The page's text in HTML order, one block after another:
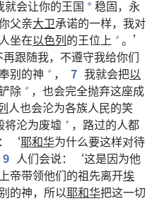
就会让你的王国 *稳固，永
父亲大卫承诺的一样，我对
坐在以色列的王位上 + 。’
跟随我，不遵守我给你们
别的神 + ， 7 我就会把以
除 + ，也会完全抛弃这座成
人也会沦为各族人民的笑
将沦为废墟 + ，路过的人都
‘耶和华为什么要这样对待
9 人们会说：‘这是因为他
帝带领他们的祖先离开埃
的神，所以耶和华把这一切